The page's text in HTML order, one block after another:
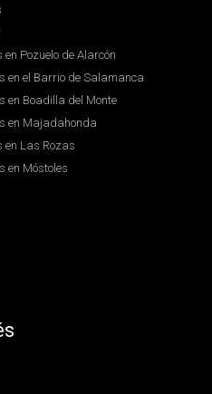
Pozuelo de Alarcón
en el Barrio de Salamanca
en Boadilla del Monte
en Majadahonda
en Las Rozas
en Móstoles